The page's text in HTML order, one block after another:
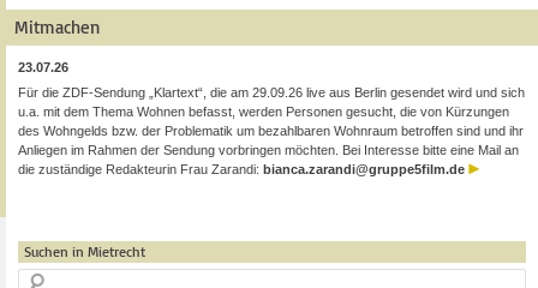
Mitmachen
23.07.26
Für die ZDF-Sendung „Klartext“, die am 29.09.26 live aus Berlin gesendet wird und sich
u.a. mit dem Thema Wohnen befasst, werden Personen gesucht, die von Kürzungen
des Wohngelds bzw. der Problematik um bezahlbaren Wohnraum betroffen sind und ihr
Anliegen im Rahmen der Sendung vorbringen möchten. Bei Interesse bitte eine Mail an
die zuständige Redakteurin Frau Zarandi: bianca.zarandi@gruppe5film.de
Suchen in Mietrecht